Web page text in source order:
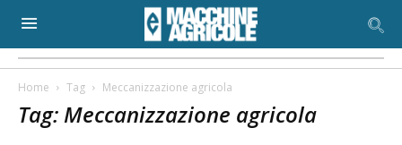
Home Tag Meccanizzazione agricola
Tag: Meccanizzazione agricola